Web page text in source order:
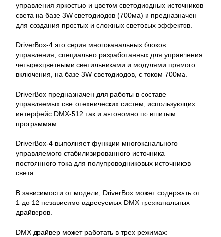
управления яркостью и цветом светодиодных источников
света на базе 3W светодиодов (700ма) и предназначен
для создания простых и сложных световых эффектов.
DriverBox-4 это серия многоканальных блоков
управления, специально разработанных для управления
четырехцветными светильниками и модулями прямого
включения, на базе 3W светодиодов, с током 700ма.
DriverBox предназначен для работы в составе
управляемых светотехнических систем, использующих
интерфейс DMX-512 так и автономно по вшитым
программам.
DriverBox-4 выполняет функции многоканального
управляемого стабилизированного источника
постоянного тока для полупроводниковых источников
света.
В зависимости от модели, DriverBox может содержать от
1 до 12 независимо адресуемых DMX трехканальных
драйверов.
DMX драйвер может работать в трех режимах: